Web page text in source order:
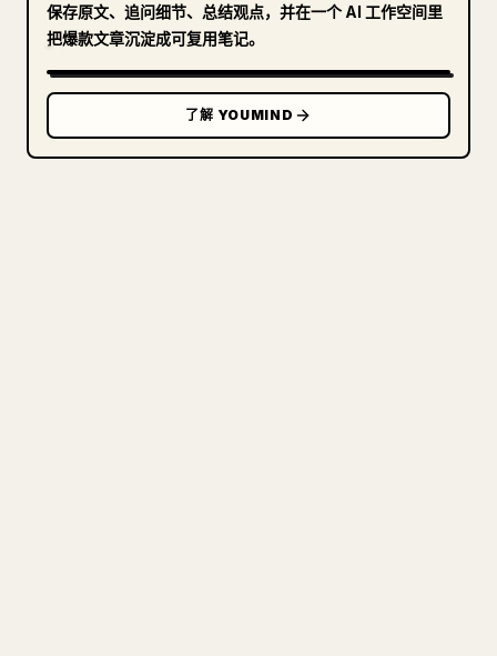
保存原文、追问细节、总结观点，并在一个 AI 工作空间里
把爆款文章沉淀成可复用笔记。
了解 YOUMIND